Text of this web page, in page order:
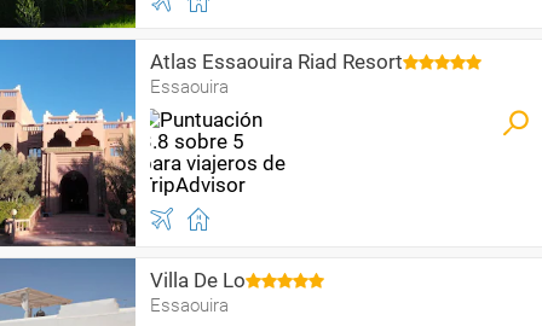
Atlas Essaouira Riad Resort
Essaouira
Villa De Lo
Essaouira